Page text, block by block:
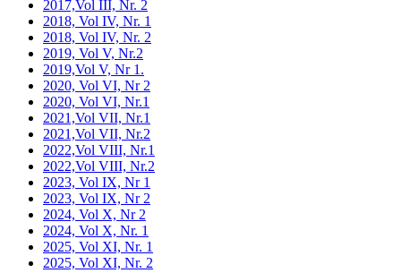
2017,Vol III, Nr. 2
2018, Vol IV, Nr. 1
2018, Vol IV, Nr. 2
2019, Vol V, Nr.2
2019,Vol V, Nr 1.
2020, Vol VI, Nr 2
2020, Vol VI, Nr.1
2021,Vol VII, Nr.1
2021,Vol VII, Nr.2
2022,Vol VIII, Nr.1
2022,Vol VIII, Nr.2
2023, Vol IX, Nr 1
2023, Vol IX, Nr 2
2024, Vol X, Nr 2
2024, Vol X, Nr. 1
2025, Vol XI, Nr. 1
2025, Vol XI, Nr. 2